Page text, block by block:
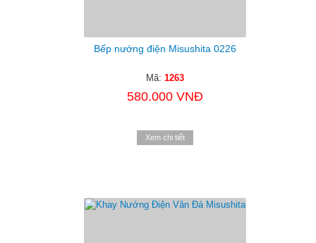
Bếp nướng điện Misushita 0226
Mã: 1263
580.000 VNĐ
Xem chi tiết